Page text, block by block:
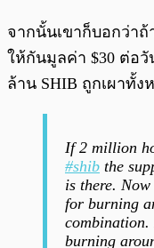
จากนั้นเขาก็บอกว่าถ้
ให้กันมูลค่า $30 ต่อวั
ล้าน SHIB ถูกเผาทั้ง
If 2 million
#shib the
is there.
for burning
combination.
burning